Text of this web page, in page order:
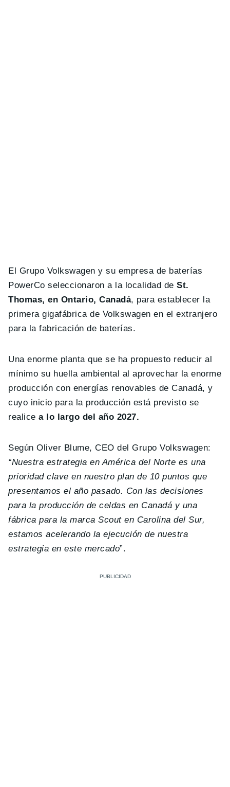
El Grupo Volkswagen y su empresa de baterías
PowerCo seleccionaron a la localidad de St.
Thomas, en Ontario, Canadá, para establecer la
primera gigafábrica de Volkswagen en el extranjero
para la fabricación de baterías.
Una enorme planta que se ha propuesto reducir al
mínimo su huella ambiental al aprovechar la enorme
producción con energías renovables de Canadá, y
cuyo inicio para la producción está previsto se
realicea lo largo del año 2027.
Según Oliver Blume, CEO del Grupo Volkswagen:
“Nuestra estrategia en América del Norte es una
prioridad clave en nuestro plan de 10 puntos que
presentamos el año pasado. Con las decisiones
para la producción de celdas en Canadá y una
fábrica para la marca Scout en Carolina del Sur,
estamos acelerando la ejecución de nuestra
estrategia en este mercado”.